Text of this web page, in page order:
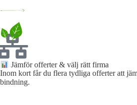
Jämför offerter & välj rätt firma
Inom kort får du flera tydliga offerter att
bindning.